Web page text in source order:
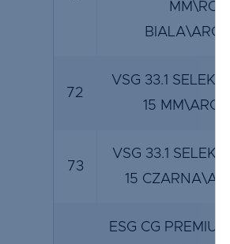
72
VSG 33.1
15
73
VSG 33.1
15
ESG CG